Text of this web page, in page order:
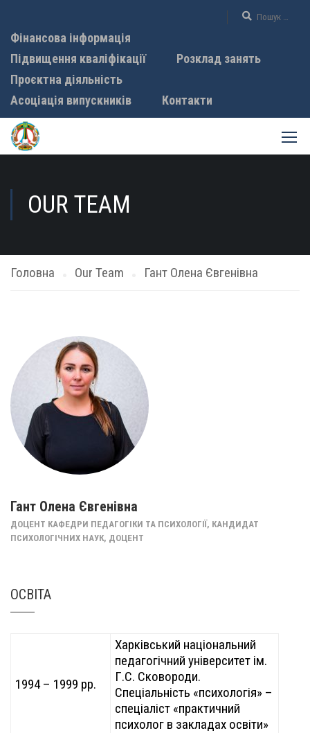
Фінансова інформація
Підвищення кваліфікації
Розклад занять
Проєктна діяльність
Асоціація випускників
Контакти
OUR TEAM
Головна Our Team Гант Олена Євгенівна
Гант Олена Євгенівна
ДОЦЕНТ КАФЕДРИ ПЕДАГОГІКИ ТА ПСИХОЛОГІЇ, КАНДИДАТ
ПСИХОЛОГІЧНИХ НАУК, ДОЦЕНТ
ОСВІТА
1994 – 1999 рр.
Харківський національний
педагогічний університет ім.
Г.С. Сковороди.
Спеціальність «психологія» –
спеціаліст «практичний
психолог в закладах освіти»